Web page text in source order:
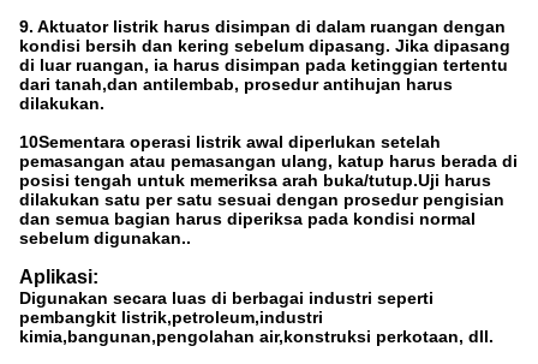
9. Aktuator listrik harus disimpan di dalam ruangan dengan
kondisi bersih dan kering sebelum dipasang. Jika dipasang
di luar ruangan, ia harus disimpan pada ketinggian tertentu
dari tanah,dan antilembab, prosedur antihujan harus
dilakukan.
10Sementara operasi listrik awal diperlukan setelah
pemasangan atau pemasangan ulang, katup harus berada di
posisi tengah untuk memeriksa arah buka/tutup.Uji harus
dilakukan satu per satu sesuai dengan prosedur pengisian
dan semua bagian harus diperiksa pada kondisi normal
sebelum digunakan..
Aplikasi:
Digunakan secara luas di berbagai industri seperti
pembangkit listrik,petroleum,industri
kimia,bangunan,pengolahan air,konstruksi perkotaan, dll.